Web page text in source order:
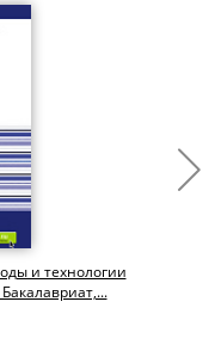
и технологии